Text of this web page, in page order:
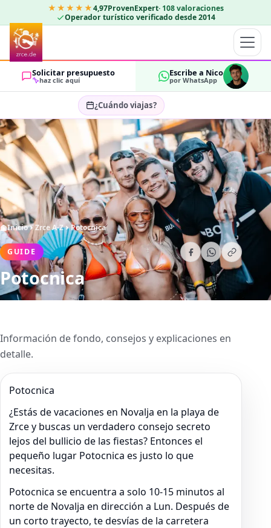
★★★★★4,97ProvenExpert· 108 valoraciones
Operador turístico verificado desde 2014
Solicitar presupuesto
haz clic aquí
Escribe a Nico
por WhatsApp
¿Cuándo viajas?
Seleccionar fechas…
HUÉSPEDES
2 OK
Inicio Zrce A-Z Potocnica
GUIDE
Potocnica
Información de fondo, consejos y explicaciones en
detalle.
Potocnica
¿Estás de vacaciones en Novalja en la playa de
Zrce y buscas un verdadero consejo secreto
lejos del bullicio de las fiestas? Entonces el
pequeño lugar Potocnica es justo lo que
necesitas.
Potocnica se encuentra a solo 10-15 minutos al
norte de Novalja en dirección a Lun. Después de
un corto trayecto, te desvías de la carretera